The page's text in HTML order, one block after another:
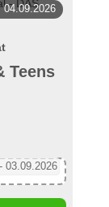
04.09.2026
Teens
03.09.2026